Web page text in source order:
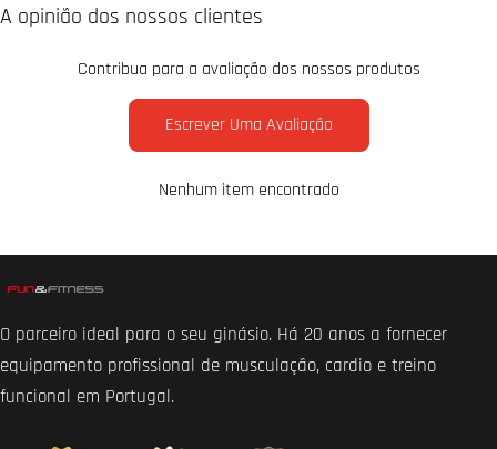
A opinião dos nossos clientes
Contribua para a avaliação dos nossos produtos
Escrever Uma Avaliação
Nenhum item encontrado
O parceiro ideal para o seu ginásio. Há 20 anos a fornecer
equipamento profissional de musculação, cardio e treino
funcional em Portugal.